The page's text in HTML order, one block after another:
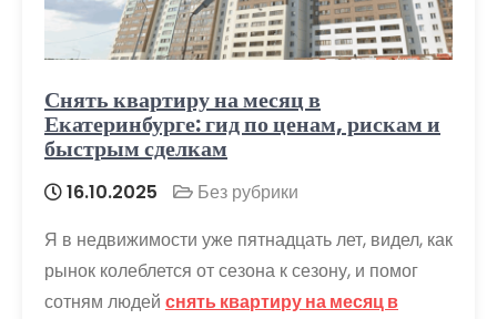
Снять квартиру на месяц в
Екатеринбурге: гид по ценам, рискам и
быстрым сделкам
16.10.2025
Без рубрики
Я в недвижимости уже пятнадцать лет, видел, как
рынок колеблется от сезона к сезону, и помог
сотням людей снять квартиру на месяц в